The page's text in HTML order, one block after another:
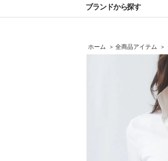
ブランドから探す
ホーム > 全商品アイテム >